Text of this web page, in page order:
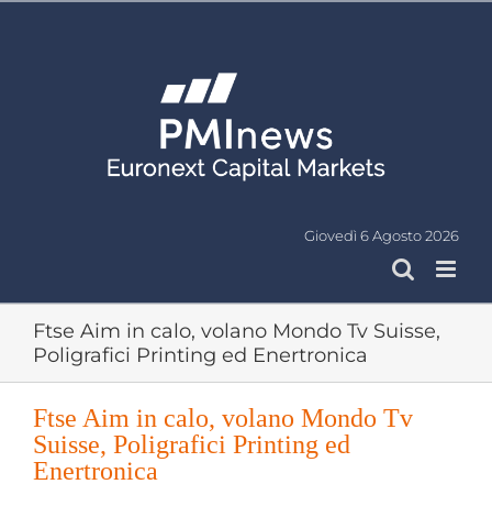
Giovedì 6 Agosto 2026
Ftse Aim in calo, volano Mondo Tv Suisse,
Poligrafici Printing ed Enertronica
Ftse Aim in calo, volano Mondo Tv
Suisse, Poligrafici Printing ed
Enertronica